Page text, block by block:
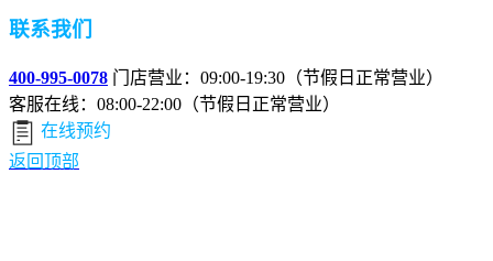
联系我们
400-995-0078 门店营业：09:00-19:30（节假日正常营业）
客服在线：08:00-22:00（节假日正常营业）
在线预约
返回顶部